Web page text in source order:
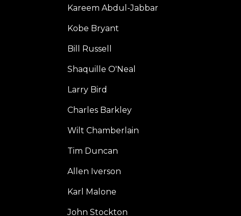
Kareem Abdul-Jabbar
Kobe Bryant
Bill Russell
Shaquille O'Neal
Larry Bird
Charles Barkley
Wilt Chamberlain
Tim Duncan
Allen Iverson
Karl Malone
John Stockton